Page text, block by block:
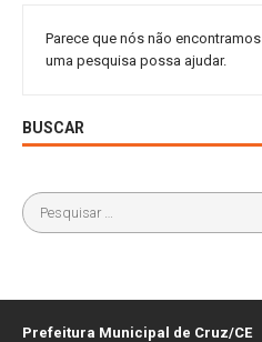
Parece que nós não
uma pesquisa possa ajudar.
BUSCAR
Prefeitura Municipal de Cruz/CE